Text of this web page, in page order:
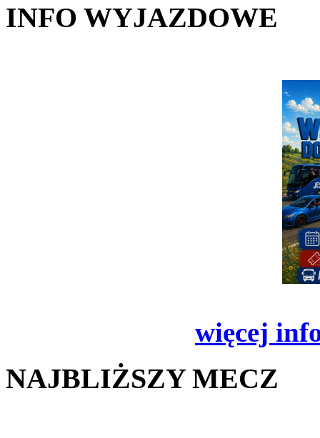
INFO WYJAZDOWE
więcej
NAJBLIŻSZY MECZ